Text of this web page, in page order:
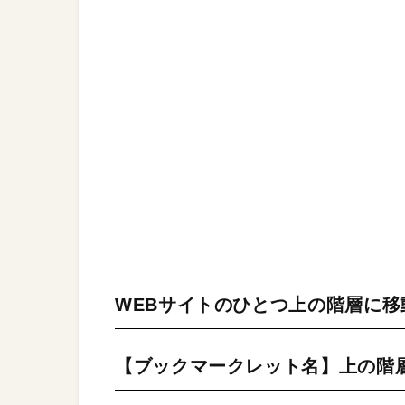
WEBサイトのひとつ上の階層に移
【ブックマークレット名】上の階